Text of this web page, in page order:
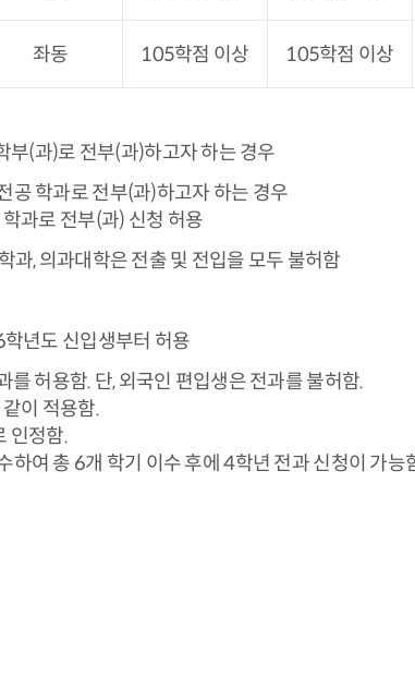
좌동 105학점 이상 105학점 이상
부(과)로 전부(과)하고자 하는 경우
공 학과로 전부(과)하고자 하는 경우
과로 전부(과) 신청 허용
과, 의과대학은 전출 및 전입을 모두 불허함
년도 신입생부터 허용
허용함. 단, 외국인 편입생은 전과를 불허함.
이 적용함.
인정함.
여 총 6개 학기 이수 후에 4학년 전과 신청이 가능